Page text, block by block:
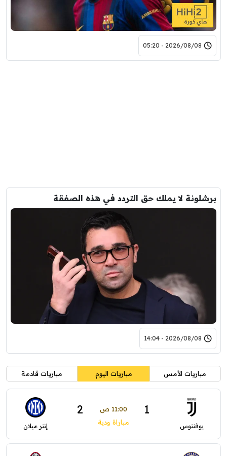
2026/08/08 - 05:20
برشلونة لا يملك حق التردد في هذه الصفقة
2026/08/08 - 14:04
مباريات الأمس مباريات اليوم مباريات قادمة
يوفنتوس
1 11:00 ص 2
مباراة ودية إنتر ميلان